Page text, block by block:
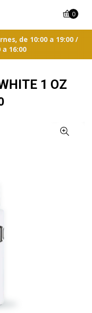
de 10:00 a 19:00 /
a 16:00
0
1 OZ